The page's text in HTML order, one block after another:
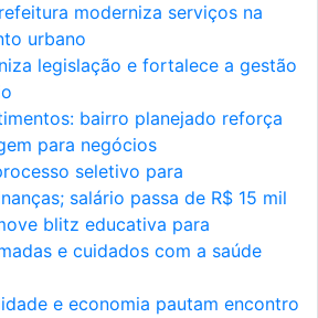
moderniza serviços na
urbano
legislação e fortalece a gestão
bairro planejado reforça
para negócios
seletivo para
salário passa de R$ 15 mil
blitz educativa para
e cuidados com a saúde
e economia pautam encontro